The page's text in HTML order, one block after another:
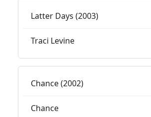
Latter Days (2003)
Traci Levine
Chance (2002)
Chance